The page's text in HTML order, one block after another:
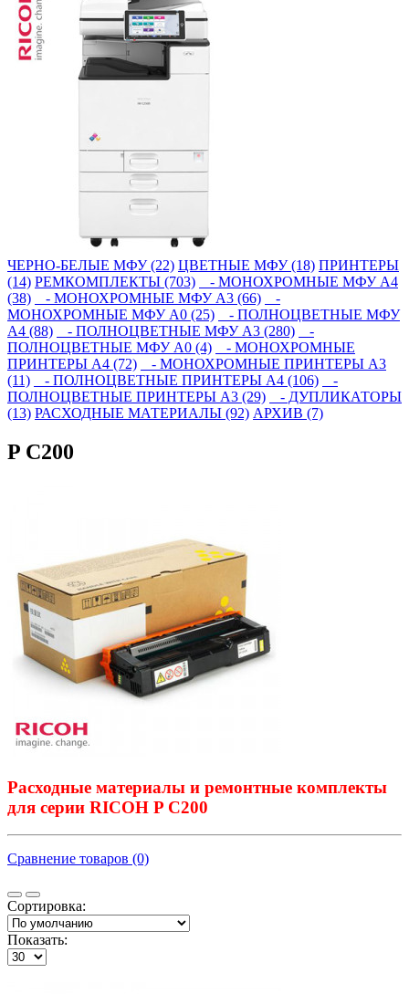
ЧЕРНО-БЕЛЫЕ МФУ (22) ЦВЕТНЫЕ МФУ (18) ПРИНТЕРЫ
(14) РЕМКОМПЛЕКТЫ (703)
- МОНОХРОМНЫЕ МФУ А4
(38)
- МОНОХРОМНЫЕ МФУ А3 (66)
-
МОНОХРОМНЫЕ МФУ А0 (25)
- ПОЛНОЦВЕТНЫЕ МФУ
А4 (88)
- ПОЛНОЦВЕТНЫЕ МФУ А3 (280)
-
ПОЛНОЦВЕТНЫЕ МФУ А0 (4)
- МОНОХРОМНЫЕ
ПРИНТЕРЫ А4 (72)
- МОНОХРОМНЫЕ ПРИНТЕРЫ А3
(11)
- ПОЛНОЦВЕТНЫЕ ПРИНТЕРЫ А4 (106)
-
ПОЛНОЦВЕТНЫЕ ПРИНТЕРЫ А3 (29)
- ДУПЛИКАТОРЫ
(13) РАСХОДНЫЕ МАТЕРИАЛЫ (92) АРХИВ (7)
P C200
Расходные материалы и ремонтные комплекты
для серии RICOH P C200
Сравнение товаров (0)
Сортировка:
Показать: